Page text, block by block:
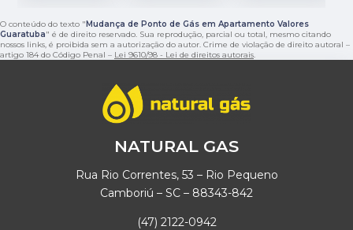
O conteúdo do texto "Mudança de Ponto de Gás em Apartamento Valores
Guaratuba" é de direito reservado. Sua reprodução, parcial ou total, mesmo citando
nossos links, é proibida sem a autorização do autor. Crime de violação de direito autoral –
artigo 184 do Código Penal – Lei 9610/98 - Lei de direitos autorais.
NATURAL GAS
Rua Rio Correntes, 53 – Rio Pequeno
Camboriú – SC – 88343-842
(47) 2122-0942